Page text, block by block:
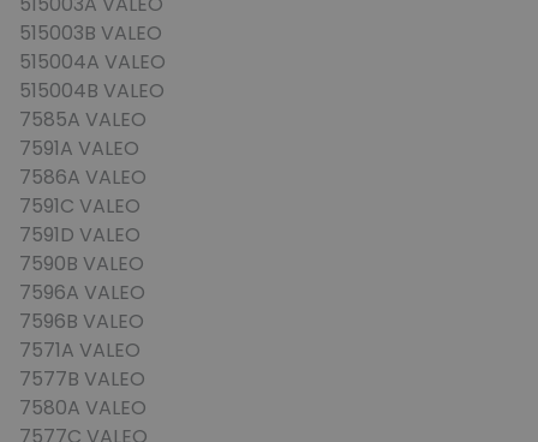
515003B VALEO
515004A VALEO
515004B VALEO
7585A VALEO
7591A VALEO
7586A VALEO
7591C VALEO
7591D VALEO
7590B VALEO
7596A VALEO
7596B VALEO
7571A VALEO
7577B VALEO
7580A VALEO
7577C VALEO